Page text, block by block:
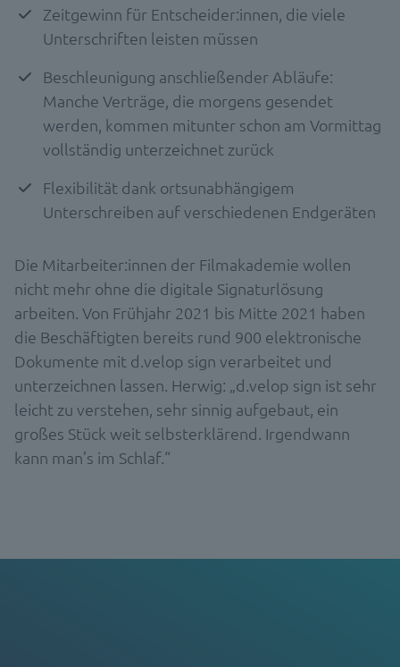
Zeitgewinn für Entscheider:innen, die viele
Unterschriften leisten müssen
Beschleunigung anschließender Abläufe:
Manche Verträge, die morgens gesendet
werden, kommen mitunter schon am Vormittag
vollständig unterzeichnet zurück
Flexibilität dank ortsunabhängigem
Unterschreiben auf verschiedenen Endgeräten
Die Mitarbeiter:innen der Filmakademie wollen
nicht mehr ohne die digitale Signaturlösung
arbeiten. Von Frühjahr 2021 bis Mitte 2021 haben
die Beschäftigten bereits rund 900 elektronische
Dokumente mit d.velop sign verarbeitet und
unterzeichnen lassen. Herwig: „d.velop sign ist sehr
leicht zu verstehen, sehr sinnig aufgebaut, ein
großes Stück weit selbsterklärend. Irgendwann
kann man’s im Schlaf.“